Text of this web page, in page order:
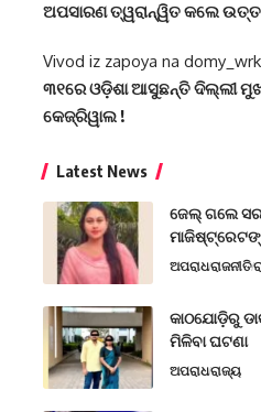
ଅପସାରଣ ତ୍ୱରାନ୍ୱିତ କଲେ
Vivod iz zapoya na
୩୧ରେ ଓଡ଼ିଶା ଆସୁଛନ୍ତି ଦିଲ୍ଲୀ
କେଜ୍ରିୱାଲ !
Latest News
ଜେଲ୍ ଗଲେ
ଅପରାଧରାଜନୀତି
କାଠଯୋଡ଼ିରୁ
ମିଳିବା ଘଟଣା
ଅପରାଧରାଜ୍ୟ